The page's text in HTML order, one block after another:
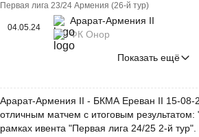
Первая лига 23/24 Армения (26-й тур)
04.05.24
Арарат-Армения II
ФК Онор
Показать ещё
Арарат-Армения II - БКМА Ереван II 15-08-
отличным матчем с итоговым результатом:
рамках ивента "Первая лига 24/25 2-й тур".